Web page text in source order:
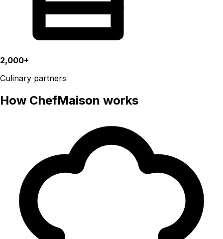
2,000+
Culinary partners
How ChefMaison works